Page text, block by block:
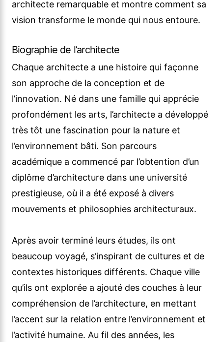
architecte remarquable et montre comment sa
vision transforme le monde qui nous entoure.
Biographie de l’architecte
Chaque architecte a une histoire qui façonne
son approche de la conception et de
l’innovation. Né dans une famille qui apprécie
profondément les arts, l’architecte a développé
très tôt une fascination pour la nature et
l’environnement bâti. Son parcours
académique a commencé par l’obtention d’un
diplôme d’architecture dans une université
prestigieuse, où il a été exposé à divers
mouvements et philosophies architecturaux.
Après avoir terminé leurs études, ils ont
beaucoup voyagé, s’inspirant de cultures et de
contextes historiques différents. Chaque ville
qu’ils ont explorée a ajouté des couches à leur
compréhension de l’architecture, en mettant
l’accent sur la relation entre l’environnement et
l’activité humaine. Au fil des années, les